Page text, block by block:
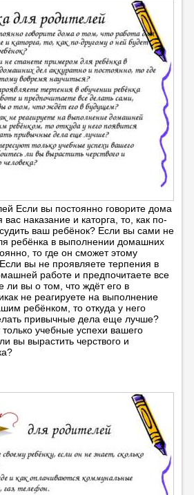
Если вы постоянно говорите дома
наказание и каторга, то, как по-
ваш ребёнок? Если вы сами не
ребёнка в выполнении домашних
то где он сможет этому
вы не проявляете терпения в
работе и предпочитаете все
ли вы о том, что ждёт его в
не реагируете на выполнение
ребёнком, то откуда у него
привычные дела еще лучше?
учебные успехи вашего
вы вырастить черствого и